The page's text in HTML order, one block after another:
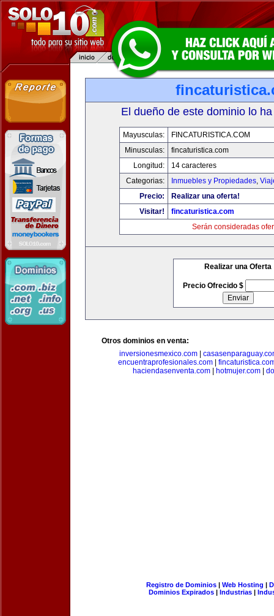
El dueño de este dominio lo
Mayusculas:
FINCATURISTICA.COM
Minusculas:
fincaturistica.com
Longitud:
14 caracteres
Categorias:
Inmuebles y Propiedades,
Precio:
Realizar una oferta!
Visitar!
fincaturistica.com
Serán consideradas
Realizar una Oferta
Precio Ofrecido $
Otros dominios en venta:
inversionesmexico.com
encuentraprofesionales.com
haciendasenventa.com| hotmujer.com|
Registro de Dominios| Web Hosting |
Dominios Expirados | Industrias |